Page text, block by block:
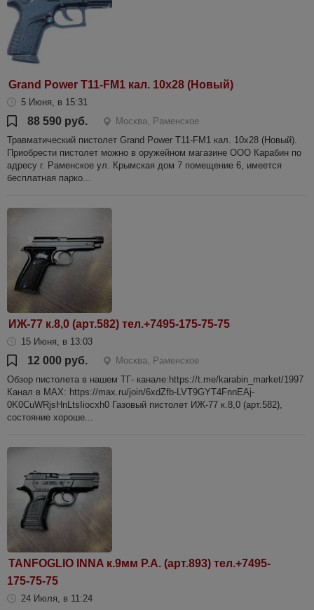
Grand Power T11-FM1 кал. 10х28 (Новый)
5 Июня, в 15:31
88 590 руб.
Москва, Раменское
Травматический пистолет Grand Power T11-FM1 кал. 10х28 (Новый).
Приобрести пистолет можно в оружейном магазине ООО Карабин по
адресу г. Раменское ул. Крымская дом 7 помещение 6, имеется
бесплатная парко...
ИЖ-77 к.8,0 (арт.582) тел.+7495-175-75-75
15 Июня, в 13:03
12 000 руб.
Москва, Раменское
Обзор пистолета в нашем ТГ- канале:https://t.me/karabin_market/1997
Канал в МАХ: https://max.ru/join/6xdZfb-LVT9GYT4FnnEAj-
0K0CuWRjsHnLtsIiocxh0 Газовый пистолет ИЖ-77 к.8,0 (арт.582),
состояние хороше...
TANFOGLIO INNA к.9мм Р.А. (арт.893) тел.+7495-
175-75-75
24 Июля, в 11:24